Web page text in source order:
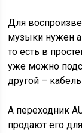
Для
музыки нужен
то есть в
уже можно
другой –
А переходник
продают его